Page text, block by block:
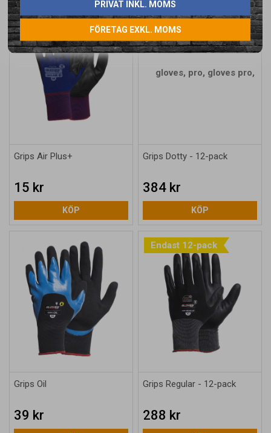
PRIVAT INKL. MOMS
FÖRETAG EXKL. MOMS
Grips Air Plus+
15 kr
KÖP
Grips Dotty - 12-pack
384 kr
KÖP
Grips Oil
39 kr
Endast 12-pack
Grips Regular - 12-pack
288 kr